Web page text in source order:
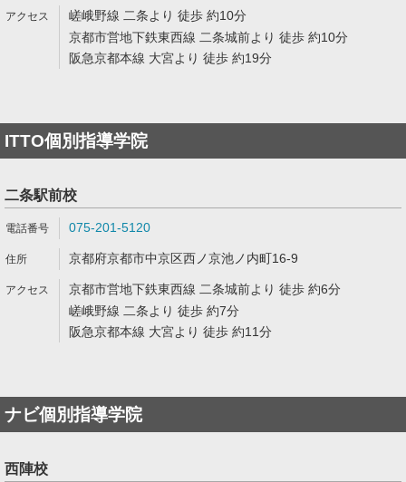
嵯峨野線 二条より 徒歩 約10分
京都市営地下鉄東西線 二条城前より 徒歩 約10分
阪急京都本線 大宮より 徒歩 約19分
ITTO個別指導学院
二条駅前校
075-201-5120
京都府京都市中京区西ノ京池ノ内町16-9
京都市営地下鉄東西線 二条城前より 徒歩 約6分
嵯峨野線 二条より 徒歩 約7分
阪急京都本線 大宮より 徒歩 約11分
ナビ個別指導学院
西陣校